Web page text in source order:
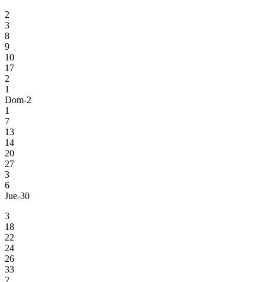
2
3
8
9
10
17
2
1
Dom-2
1
7
13
14
20
27
3
6
Jue-30
3
18
22
24
26
33
2